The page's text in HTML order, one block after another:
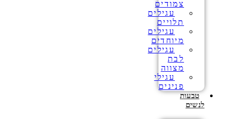
צמודים
עגילים
תלויים
עגילים
מיוחדים
עגילים
לבת
מצווה
עגילי
פנינים
טבעות
לנשים